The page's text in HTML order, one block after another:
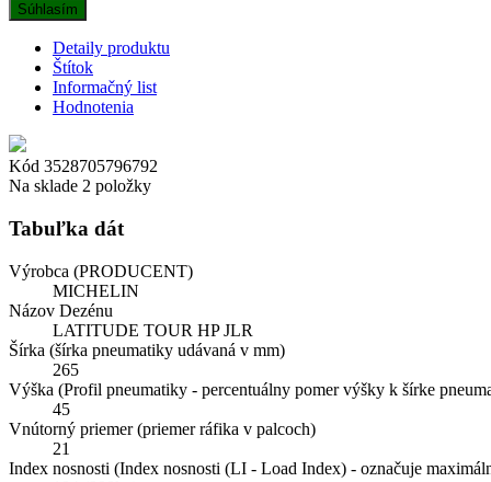
Súhlasím
Detaily produktu
Štítok
Informačný list
Hodnotenia
Kód 3528705796792
Na sklade 2 položky
Tabuľka dát
Výrobca (PRODUCENT)
MICHELIN
Názov Dezénu
LATITUDE TOUR HP JLR
Šírka (šírka pneumatiky udávaná v mm)
265
Výška (Profil pneumatiky - percentuálny pomer výšky k šírke
45
Vnútorný priemer (priemer ráfika v palcoch)
21
Index nosnosti (Index nosnosti (LI - Load Index) - označuje